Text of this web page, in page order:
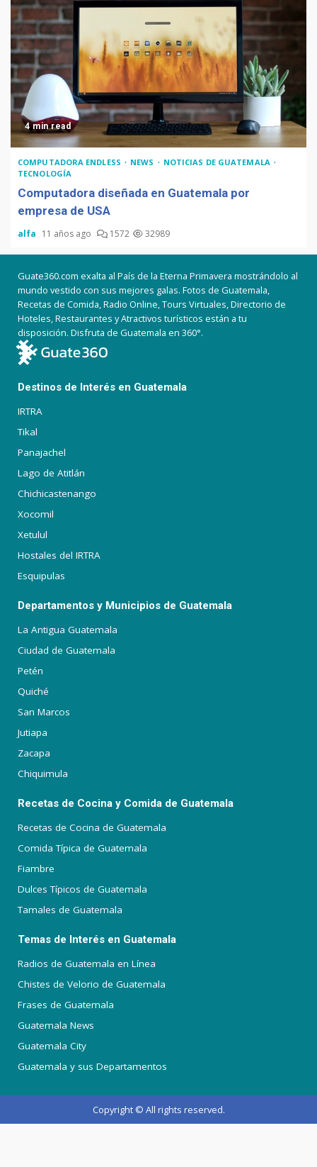
4 min read
COMPUTADORA ENDLESS NEWS
NOTICIAS DE GUATEMALA
TECNOLOGÍA
Computadora diseñada en Guatemala por
empresa de USA
alfa 11 años ago 1572 32989
Guate360.com exalta al País de la Eterna Primavera mostrándolo al
mundo vestido con sus mejores galas. Fotos de Guatemala,
Recetas de Comida, Radio Online, Tours Virtuales, Directorio de
Hoteles, Restaurantes y Atractivos turísticos están a tu
disposición. Disfruta de Guatemala en 360°.
Destinos de Interés en Guatemala
IRTRA
Tikal
Panajachel
Lago de Atitlán
Chichicastenango
Xocomil
Xetulul
Hostales del IRTRA
Esquipulas
Departamentos y Municipios de Guatemala
La Antigua Guatemala
Ciudad de Guatemala
Petén
Quiché
San Marcos
Jutiapa
Zacapa
Chiquimula
Recetas de Cocina y Comida de Guatemala
Recetas de Cocina de Guatemala
Comida Típica de Guatemala
Fiambre
Dulces Típicos de Guatemala
Tamales de Guatemala
Temas de Interés en Guatemala
Radios de Guatemala en Línea
Chistes de Velorio de Guatemala
Frases de Guatemala
Guatemala News
Guatemala City
Guatemala y sus Departamentos
Copyright © All rights reserved.